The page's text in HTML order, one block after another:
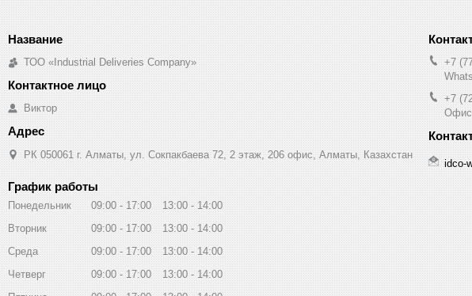
ТОО «Industrial Deliveries Company»
Виктор
РК 050061 г. Алматы, ул. Сокпакбаева 72, 2 этаж, 206 офис, Алматы, Казахстан
+7
+7
Офис
idco-
График работы
Понедельник 09:00 17:00 13:00
14:00
Вторник
09:00 17:00 13:00
14:00
Среда
09:00 17:00 13:00
14:00
Четверг
09:00 17:00 13:00
14:00